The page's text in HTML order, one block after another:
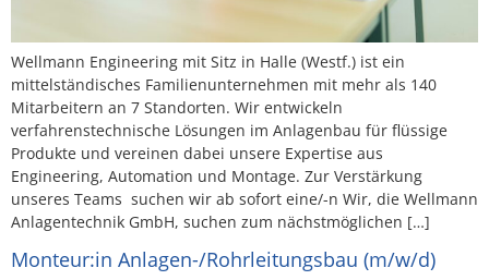
Wellmann Engineering mit Sitz in Halle (Westf.) ist ein
mittelständisches Familienunternehmen mit mehr als 140
Mitarbeitern an 7 Standorten. Wir entwickeln
verfahrenstechnische Lösungen im Anlagenbau für flüssige
Produkte und vereinen dabei unsere Expertise aus
Engineering, Automation und Montage. Zur Verstärkung
unseres Teams suchen wir ab sofort eine/-n Wir, die Wellmann
Anlagentechnik GmbH, suchen zum nächstmöglichen […]
Monteur:in Anlagen-/Rohrleitungsbau (m/w/d)